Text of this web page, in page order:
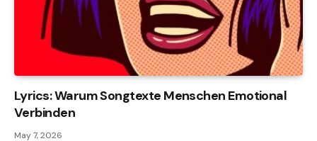
Lyrics: Warum Songtexte Menschen Emotional
Verbinden
May 7, 2026